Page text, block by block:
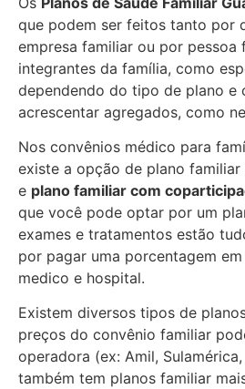
que podem ser feitos tanto por
empresa familiar ou por pessoa
integrantes da família, como
dependendo do tipo de plano e
acrescentar agregados, como
Nos convênios médico para
existe a opção de plano
e plano familiar com
que você pode optar por um
exames e tratamentos estão
por pagar uma porcentagem
medico e hospital.
Existem diversos tipos de
preços do convênio familiar
operadora (ex: Amil,
também tem planos familiar